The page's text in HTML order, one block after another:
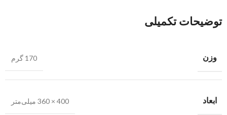
توضیحات تکمیلی
وزن 170 گرم
ابعاد 400 × 360 میلی‌متر